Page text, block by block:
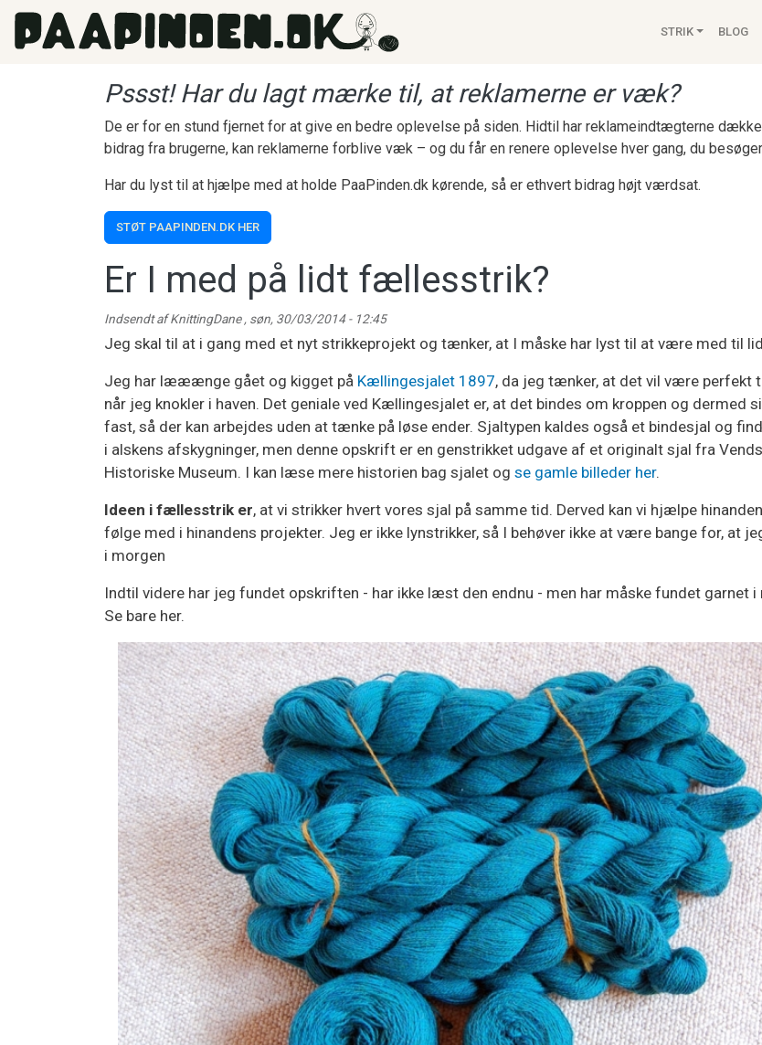
Gå til hovedindhold
Main
STRIK BLOG
Pssst! Har du lagt mærke til, at reklamerne er væk?
De er for en stund fjernet for at give en bedre oplevelse på siden. Hidtil har reklameindtægterne
bidrag fra brugerne, kan reklamerne forblive væk – og du får en renere oplevelse hver gang, du
Har du lyst til at hjælpe med at holde PaaPinden.dk kørende, så er ethvert bidrag højt værdsat.
STØT PAAPINDEN.DK HER
Er I med på lidt fællesstrik?
Indsendt afKnittingDane , søn, 30/03/2014 - 12:45
Jeg skal til at i gang med et nyt strikkeprojekt og tænker, at I måske har lyst til at være med til
Jeg har lææænge gået og kigget på Kællingesjalet 1897, da jeg tænker, at det vil være perfekt
når jeg knokler i haven. Det geniale ved Kællingesjalet er, at det bindes om kroppen og dermed
fast, så der kan arbejdes uden at tænke på løse ender. Sjaltypen kaldes også et bindesjal og
i alskens afskygninger, men denne opskrift er en genstrikket udgave af et originalt sjal fra
Historiske Museum. I kan læse mere historien bag sjalet og se gamle billeder her.
Ideen i fællesstrik er, at vi strikker hvert vores sjal på samme tid. Derved kan vi hjælpe
følge med i hinandens projekter. Jeg er ikke lynstrikker, så I behøver ikke at være bange for, at
i morgen
Indtil videre har jeg fundet opskriften - har ikke læst den endnu - men har måske fundet garnet i
Se bare her.